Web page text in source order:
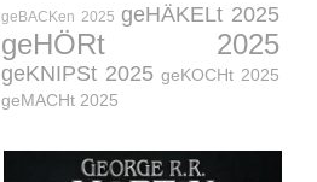
geBACKen 2025 geHÄKELt 2025
geHÖRt 2025
geKNIPSt 2025 geKOCHt 2025
geMACHt 2025